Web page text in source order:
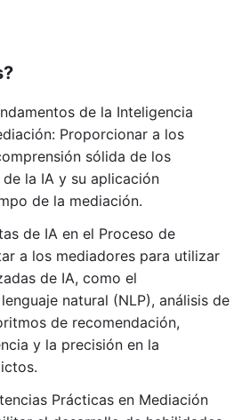
el proceso de mediación,
de conflictos.
en mediación, incluyendo
de proyectos y análisis de
continua de
inscritos en el
del
realizar una o varias
continua en materia de
cinco años, las cuales
de la Inteligencia
Proporcionar a los
sólida de los
la IA y su aplicación
de la mediación.
de IA en el Proceso de
a los mediadores para utilizar
de IA, como el
natural (NLP), análisis de
de recomendación,
y la precisión en la
Prácticas en Mediación